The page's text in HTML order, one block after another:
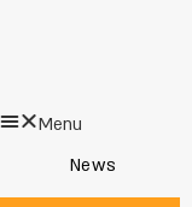
Menu
News